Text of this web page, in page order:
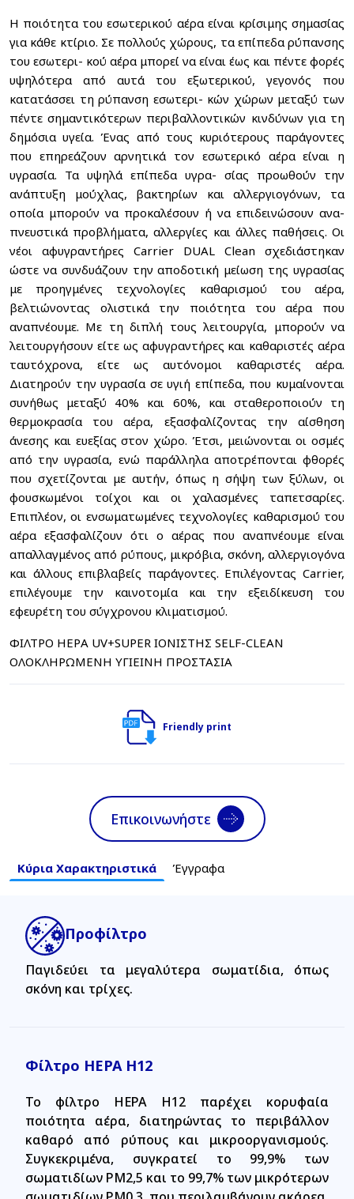
Η ποιότητα του εσωτερικού αέρα είναι κρίσιμης σημασίας
για κάθε κτίριο. Σε πολλούς χώρους, τα επίπεδα ρύπανσης
του εσωτερι- κού αέρα μπορεί να είναι έως και πέντε φορές
υψηλότερα από αυτά του εξωτερικού, γεγονός που
κατατάσσει τη ρύπανση εσωτερι- κών χώρων μεταξύ των
πέντε σημαντικότερων περιβαλλοντικών κινδύνων για τη
δημόσια υγεία. Ένας από τους κυριότερους παράγοντες
που επηρεάζουν αρνητικά τον εσωτερικό αέρα είναι η
υγρασία. Τα υψηλά επίπεδα υγρα- σίας προωθούν την
ανάπτυξη μούχλας, βακτηρίων και αλλεργιογόνων, τα
οποία μπορούν να προκαλέσουν ή να επιδεινώσουν ανα-
πνευστικά προβλήματα, αλλεργίες και άλλες παθήσεις. Οι
νέοι αφυγραντήρες Carrier DUAL Clean σχεδιάστηκαν
ώστε να συνδυάζουν την αποδοτική μείωση της υγρασίας
με προηγμένες τεχνολογίες καθαρισμού του αέρα,
βελτιώνοντας ολιστικά την ποιότητα του αέρα που
αναπνέουμε. Με τη διπλή τους λειτουργία, μπορούν να
λειτουργήσουν είτε ως αφυγραντήρες και καθαριστές αέρα
ταυτόχρονα, είτε ως αυτόνομοι καθαριστές αέρα.
Διατηρούν την υγρασία σε υγιή επίπεδα, που κυμαίνονται
συνήθως μεταξύ 40% και 60%, και σταθεροποιούν τη
θερμοκρασία του αέρα, εξασφαλίζοντας την αίσθηση
άνεσης και ευεξίας στον χώρο. Έτσι, μειώνονται οι οσμές
από την υγρασία, ενώ παράλληλα αποτρέπονται φθορές
που σχετίζονται με αυτήν, όπως η σήψη των ξύλων, οι
φουσκωμένοι τοίχοι και οι χαλασμένες ταπετσαρίες.
Επιπλέον, οι ενσωματωμένες τεχνολογίες καθαρισμού του
αέρα εξασφαλίζουν ότι ο αέρας που αναπνέουμε είναι
απαλλαγμένος από ρύπους, μικρόβια, σκόνη, αλλεργιογόνα
και άλλους επιβλαβείς παράγοντες. Επιλέγοντας Carrier,
επιλέγουμε την καινοτομία και την εξειδίκευση του
εφευρέτη του σύγχρονου κλιματισμού.
ΦΙΛΤΡΟ ΗΕΡΑ UV+SUPER ΙΟΝΙΣΤΗΣ SELF-CLEAN
ΟΛΟΚΛΗΡΩΜΕΝΗ ΥΓΙΕΙΝΗ ΠΡΟΣΤΑΣΙΑ
Friendly print
Επικοινωνήστε
Κύρια Χαρακτηριστικά Έγγραφα
Προφίλτρο
Παγιδεύει τα μεγαλύτερα σωματίδια, όπως
σκόνη και τρίχες.
Φίλτρο HEPA H12
Το φίλτρο HEPA H12 παρέχει κορυφαία
ποιότητα αέρα, διατηρώντας το περιβάλλον
καθαρό από ρύπους και μικροοργανισμούς.
Συγκεκριμένα, συγκρατεί το 99,9% των
σωματιδίων PM2,5 και το 99,7% των μικρότερων